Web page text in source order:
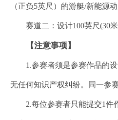
（正负5英尺）的游艇/新能源动
赛道二：设计100英尺(30
【注意事项】
1.参赛者须是参赛作品的
无任何知识产权纠纷。同一参
2.每位参赛者只能提交1件